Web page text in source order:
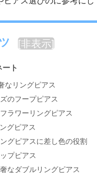
[非表示]
ト
なリングピアス
のフープピアス
ラワーリングピアス
グピアス
グピアスに差し色の役割
プピアス
なダブルリングピアス